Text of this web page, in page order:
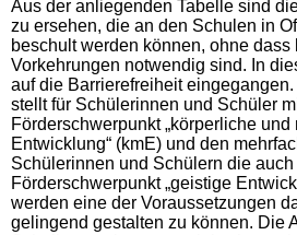
Aus der anliegenden Tabelle sind
zu ersehen, die an den Schulen in
beschult werden können, ohne dass
Vorkehrungen notwendig sind. In
auf die Barrierefreiheit
stellt für Schülerinnen und Schüler
Förderschwerpunkt „körperliche und
Entwicklung“ (kmE) und den
Schülerinnen und Schülern die auch
Förderschwerpunkt „geistige
werden eine der Voraussetzungen
gelingend gestalten zu können. Die